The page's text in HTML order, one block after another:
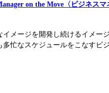
on the Move〈ビジネス
メージを開発し続けるイメー
忙なスケジュールをこなすビ